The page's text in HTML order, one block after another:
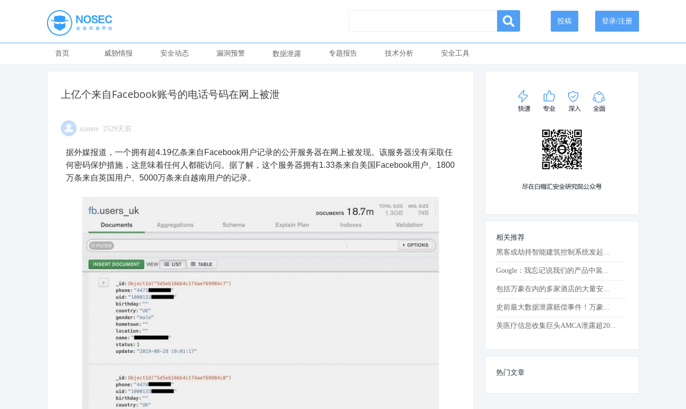
登录/注册
投稿
首页 威胁情报 安全动态 漏洞预警 数据泄露 专题报告 技术分析 安全工具
上亿个来自Facebook账号的电话号码在网上被泄
xiannv 2529天前
据外媒报道，一个拥有超4.19亿条来自Facebook用户记录的公开服务器在网上被发现。该服务器没有采取任
何密码保护措施，这意味着任何人都能访问。据了解，这个服务器拥有1.33条来自美国Facebook用户、1800
万条来自英国用户、5000万条来自越南用户的记录。
相关推荐
黑客或劫持智能建筑控制系统发起...
Google：我忘记说我们的产品中装...
包括万豪在内的多家酒店的大量安...
史前最大数据泄露赔偿事件！万豪...
美医疗信息收集巨头AMCA泄露超20...
热门文章